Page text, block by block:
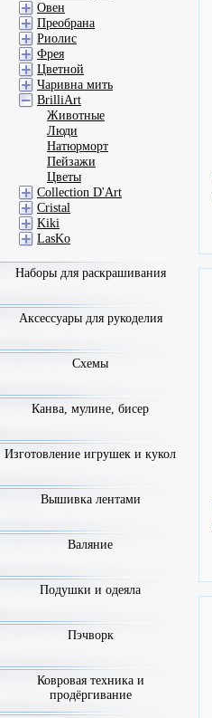
Овен
Преобрана
Риолис
Фрея
Цветной
Чаривна мить
BrilliArt
Животные
Люди
Натюрморт
Пейзажи
Цветы
Collection D'Art
Cristal
Kiki
LasKo
Наборы для раскрашивания
Аксессуары для рукоделия
Схемы
Канва, мулине, бисер
Изготовление игрушек и кукол
Вышивка лентами
Валяние
Подушки и одеяла
Пэчворк
Ковровая техника и
продёргивание